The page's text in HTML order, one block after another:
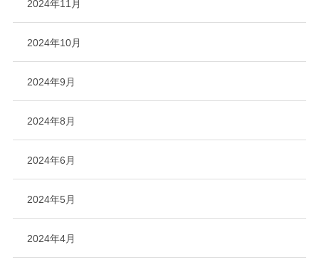
2024年11月
2024年10月
2024年9月
2024年8月
2024年6月
2024年5月
2024年4月